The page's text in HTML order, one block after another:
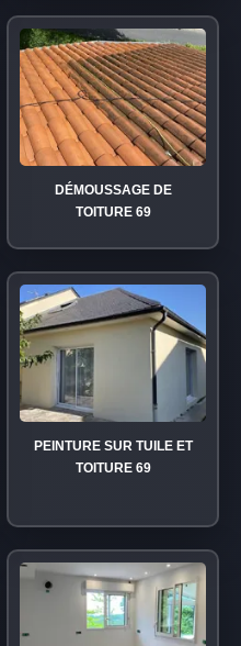
DÉMOUSSAGE DE
TOITURE 69
PEINTURE SUR TUILE ET
TOITURE 69